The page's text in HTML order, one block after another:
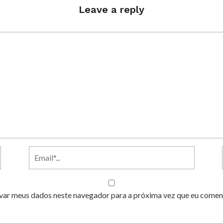
Leave a reply
meus dados neste navegador para a próxima vez que eu